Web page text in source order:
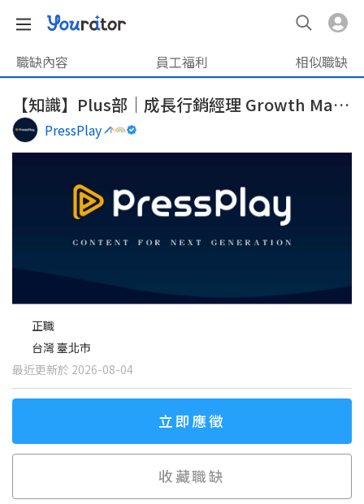
職缺內容 員工福利 相似職缺
【知識】Plus部｜成長行銷經理 Growth Marketing Manager
PressPlay
正職
台灣 臺北市
最近更新於 2026-08-04
立即應徵
收藏職缺